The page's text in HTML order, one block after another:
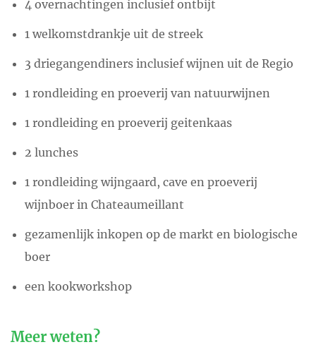
4 overnachtingen inclusief ontbijt
1 welkomstdrankje uit de streek
3 driegangendiners inclusief wijnen uit de Regio
1 rondleiding en proeverij van natuurwijnen
1 rondleiding en proeverij geitenkaas
2 lunches
1 rondleiding wijngaard, cave en proeverij
wijnboer in Chateaumeillant
gezamenlijk inkopen op de markt en biologische
boer
een kookworkshop
Meer weten?